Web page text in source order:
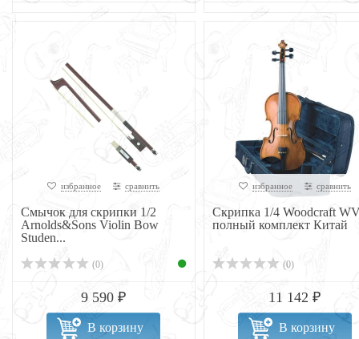
избранное сравнить
Смычок для скрипки 1/2
Arnolds&Sons Violin Bow
Studen...
(0)
9 590 ₽
В корзину
избранное сравнить
Скрипка 1/4 Woodcraft
полный комплект Китай
(0)
11 142 ₽
В корзину